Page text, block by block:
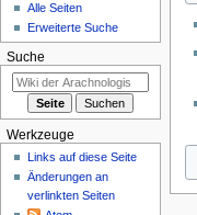
Alle Seiten
Erweiterte Suche
Suche
Werkzeuge
Links auf diese Seite
Änderungen an
verlinkten Seiten